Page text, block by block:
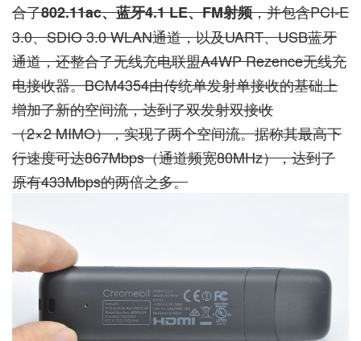
合了802.11ac、蓝牙4.1 LE、FM射频，并包含PCI-E
3.0、SDIO 3.0 WLAN通道，以及UART、USB蓝牙
通道，还整合了无线充电联盟A4WP Rezence无线充
电接收器。BCM4354由传统单发射单接收的基础上
增加了新的空间流，达到了双发射双接收
（2×2 MIMO），实现了两个空间流。据称其最高下
行速度可达867Mbps（通道频宽80MHz），达到了
原有433Mbps的两倍之多。